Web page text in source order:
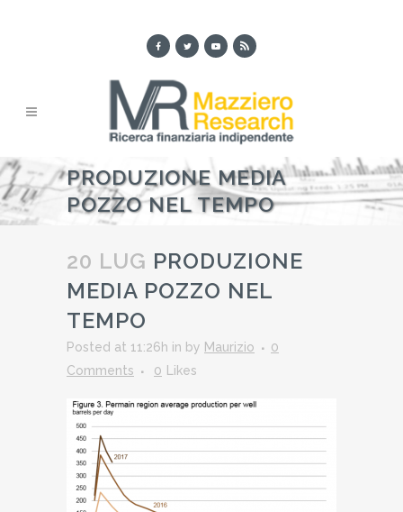
PRODUZIONE MEDIA
POZZO NEL TEMPO
20 LUG PRODUZIONE
MEDIA POZZO NEL
TEMPO
Posted at 11:26h in by Maurizio
0
Comments
0 Likes